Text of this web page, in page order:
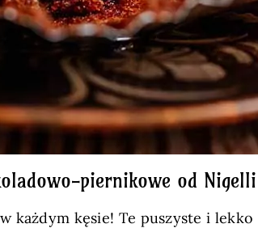
piernikowe od
każdym kęsie! Te puszyste i